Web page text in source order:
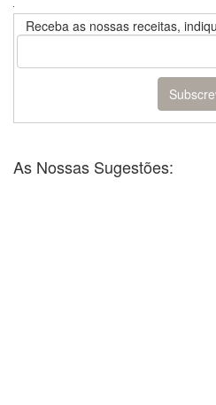
Receba as nossas receitas,
As Nossas Sugestões: